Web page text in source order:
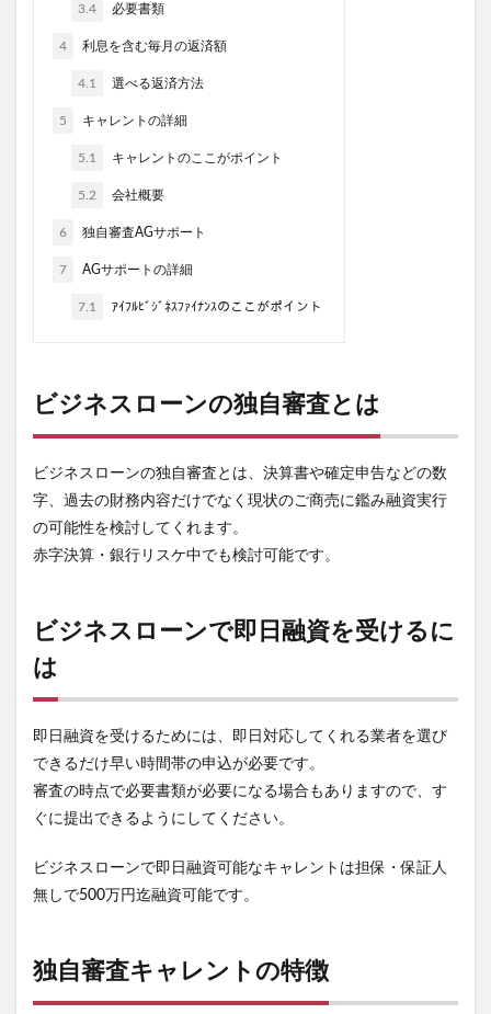
3.4 必要書類
4 利息を含む毎月の返済額
4.1 選べる返済方法
5 キャレントの詳細
5.1 キャレントのここがポイント
5.2 会社概要
6 独自審査AGサポート
7 AGサポートの詳細
7.1 ｱｲﾌﾙﾋﾞｼﾞﾈｽﾌｧｲﾅﾝｽのここがポイント
ビジネスローンの独自審査とは
ビジネスローンの独自審査とは、決算書や確定申告などの数
字、過去の財務内容だけでなく現状のご商売に鑑み融資実行
の可能性を検討してくれます。
赤字決算・銀行リスケ中でも検討可能です。
ビジネスローンで即日融資を受けるに
は
即日融資を受けるためには、即日対応してくれる業者を選び
できるだけ早い時間帯の申込が必要です。
審査の時点で必要書類が必要になる場合もありますので、す
ぐに提出できるようにしてください。
ビジネスローンで即日融資可能なキャレントは担保・保証人
無しで500万円迄融資可能です。
独自審査キャレントの特徴